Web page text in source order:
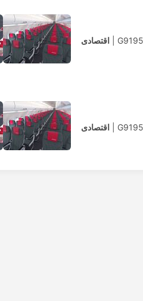
اقتصادی
اقتصادی